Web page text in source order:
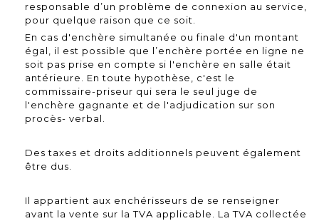
responsable d’un problème de connexion au service,
pour quelque raison que ce soit.
En cas d'enchère simultanée ou finale d'un montant
égal, il est possible que l’enchère portée en ligne ne
soit pas prise en compte si l'enchère en salle était
antérieure. En toute hypothèse, c'est le
commissaire-priseur qui sera le seul juge de
l'enchère gagnante et de l'adjudication sur son
procès- verbal.
Des taxes et droits additionnels peuvent également
être dus.
Il appartient aux enchérisseurs de se renseigner
avant la vente sur la TVA applicable. La TVA collectée